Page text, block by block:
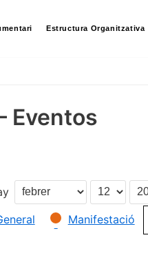
Estructura Organitzativa
Eventos
Month
Day
Year
Manifestació